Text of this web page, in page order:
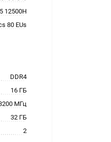
12500H
80 EUs
DDR4
16 ГБ
МГц
32 ГБ
2